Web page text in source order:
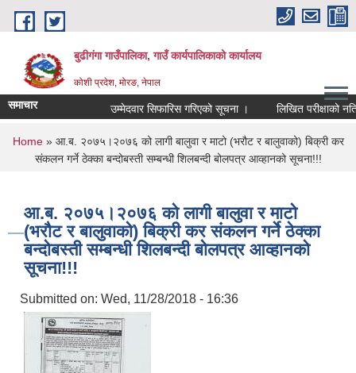
Skip to main content
बुढीगंगा गाउँपालिका, गाउँ कार्यपालिकाको कार्यालय
कोशी प्रदेश, मोरङ, नेपाल
समाचार उम्मेदवार सिफारिस गरिएको सूचना । लिखित परीक्षाको
You are here
Home» आ.ब. २०७५।२०७६ को लागी बालुवा र माटो (भरौट र बालुवाको) बिक्री कर
संकलन गर्ने ठेक्का बन्दोबस्ती सम्बन्धी शिलबन्दी बोलपत्र आव्हानको सूचना!!!
आ.ब. २०७५।२०७६ को लागी बालुवा र माटो
(भरौट र बालुवाको) बिक्री कर संकलन गर्ने ठेक्का
बन्दोबस्ती सम्बन्धी शिलबन्दी बोलपत्र आव्हानको
सूचना!!!
Submitted on: Wed, 11/28/2018 - 16:36